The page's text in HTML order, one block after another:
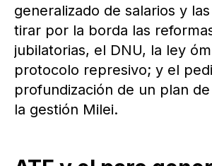
generalizado de salarios y
tirar por la borda las
jubilatorias, el DNU, la ley
protocolo represivo; y el
profundización de un plan
la gestión Milei.